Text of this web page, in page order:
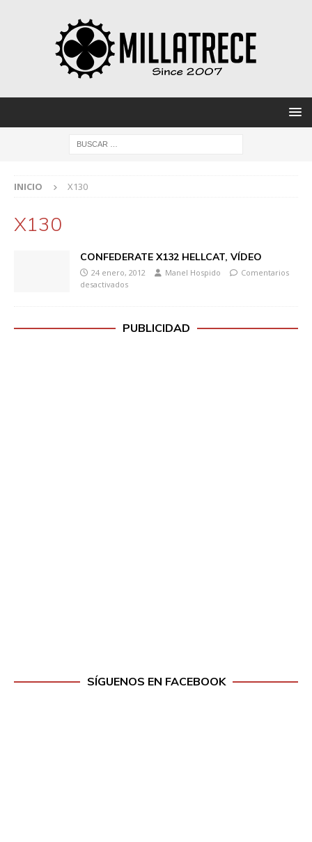
INICIO X130
X130
CONFEDERATE X132 HELLCAT, VÍDEO
24 enero, 2012 Manel Hospido
Comentarios
desactivados
PUBLICIDAD
SÍGUENOS EN FACEBOOK